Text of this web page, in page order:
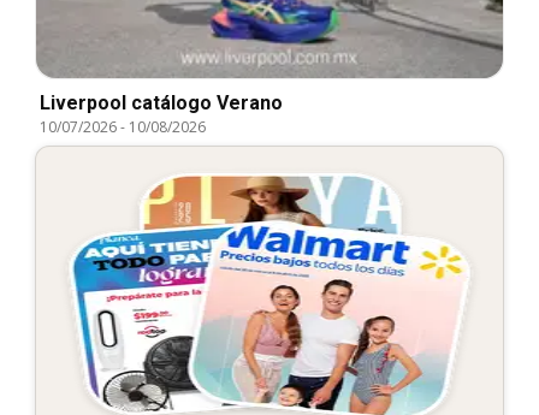
Liverpool catálogo Verano
10/07/2026- 10/08/2026